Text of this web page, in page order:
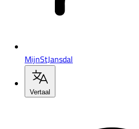
MijnStJansdal
Vertaal